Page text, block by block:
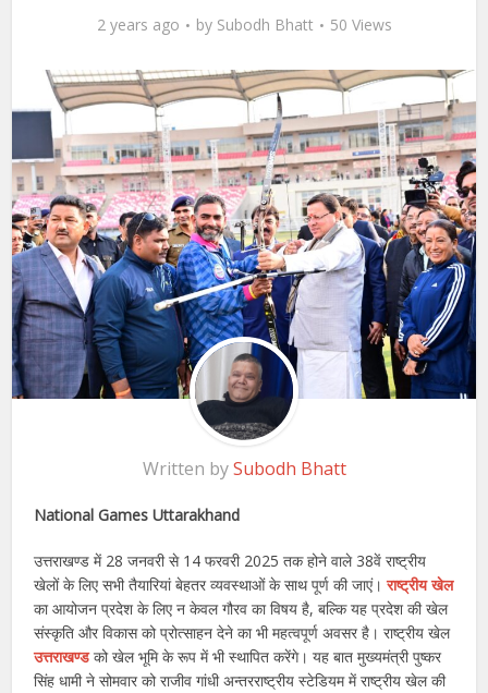
2 years ago by Subodh Bhatt 50 Views
Written bySubodh Bhatt
National Games Uttarakhand
उत्तराखण्ड में 28 जनवरी से 14 फरवरी 2025 तक होने वाले 38वें राष्ट्रीय
खेलों के लिए सभी तैयारियां बेहतर व्यवस्थाओं के साथ पूर्ण की जाएं। राष्ट्रीय खेल
का आयोजन प्रदेश के लिए न केवल गौरव का विषय है, बल्कि यह प्रदेश की खेल
संस्कृति और विकास को प्रोत्साहन देने का भी महत्वपूर्ण अवसर है। राष्ट्रीय खेल
उत्तराखण्डको खेल भूमि के रूप में भी स्थापित करेंगे। यह बात मुख्यमंत्री पुष्कर
सिंह धामी ने सोमवार को राजीव गांधी अन्तरराष्ट्रीय स्टेडियम में राष्ट्रीय खेल की